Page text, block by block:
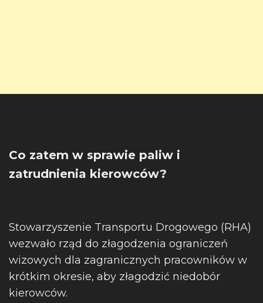
Co zatem w sprawie paliw i
zatrudnienia kierowców?
Stowarzyszenie Transportu Drogowego (RHA)
wezwało rząd do złagodzenia ograniczeń
wizowych dla zagranicznych pracowników w
krótkim okresie, aby złagodzić niedobór
kierowców.